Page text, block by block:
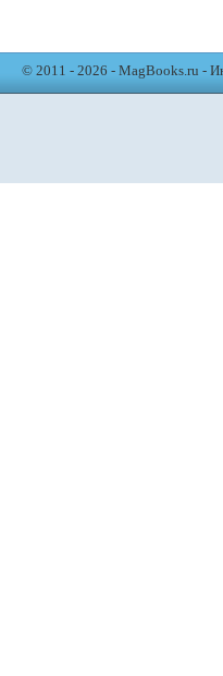
© 2011 - 2026 - MagBooks.ru -